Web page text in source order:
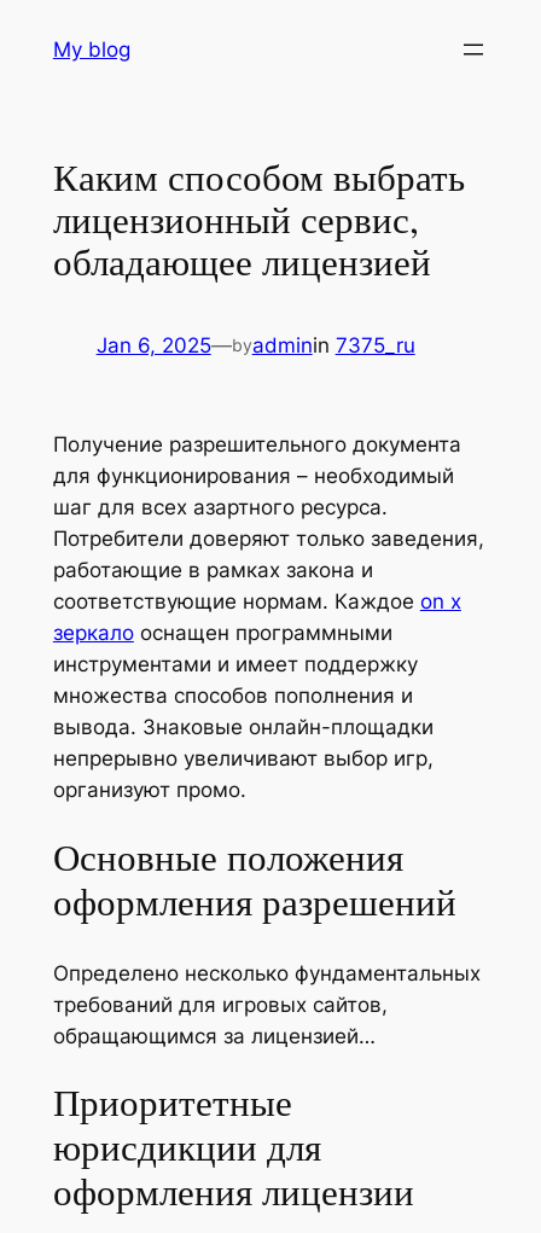
My blog
Каким способом выбрать
лицензионный сервис,
обладающее лицензией
Jan 6, 2025—byadminin 7375_ru
Получение разрешительного документа
для функционирования – необходимый
шаг для всех азартного ресурса.
Потребители доверяют только заведения,
работающие в рамках закона и
соответствующие нормам. Каждое on x
зеркалооснащен программными
инструментами и имеет поддержку
множества способов пополнения и
вывода. Знаковые онлайн-площадки
непрерывно увеличивают выбор игр,
организуют промо.
Основные положения
оформления разрешений
Определено несколько фундаментальных
требований для игровых сайтов,
обращающимся за лицензией…
Приоритетные
юрисдикции для
оформления лицензии